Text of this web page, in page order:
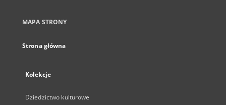
MAPA STRONY
Strona główna
Kolekcje
Dziedzictwo kulturowe